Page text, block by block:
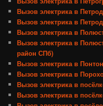
Вызов электрика в
Вызов электрика в
Вызов электрика в
Вызов электрика в
район СПб)
Вызов электрика в
Вызов электрика в
Вызов электрика в
Вызов электрика в